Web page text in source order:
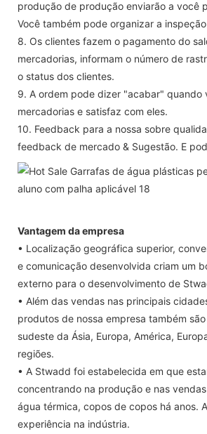
produção de produção enviarão a você
Você também pode organizar a
8. Os clientes fazem o pagamento do
mercadorias, informam o número de
o status dos clientes.
9. A ordem pode dizer "acabar" quando
mercadorias e satisfaz com eles.
10. Feedback para a nossa sobre
feedback de mercado & Sugestão. E
Vantagem da empresa
• Localização geográfica superior,
e comunicação desenvolvida criam um
externo para o desenvolvimento de
• Além das vendas nas principais
produtos de nossa empresa também
sudeste da Ásia, Europa, América,
regiões.
• A Stwadd foi estabelecida em que
concentrando na produção e nas
água térmica, copos de copos há anos.
experiência na indústria.